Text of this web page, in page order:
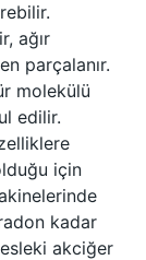
ağır
parçalanır.
molekülü
edilir.
için
kadar
akciğer